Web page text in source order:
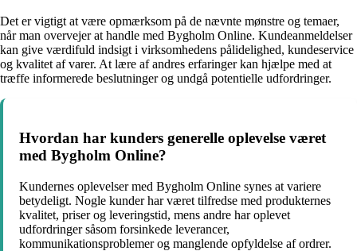
Det er vigtigt at være opmærksom på de nævnte mønstre og temaer,
når man overvejer at handle med Bygholm Online. Kundeanmeldelser
kan give værdifuld indsigt i virksomhedens pålidelighed, kundeservice
og kvalitet af varer. At lære af andres erfaringer kan hjælpe med at
træffe informerede beslutninger og undgå potentielle udfordringer.
Hvordan har kunders generelle oplevelse været
med Bygholm Online?
Kundernes oplevelser med Bygholm Online synes at variere
betydeligt. Nogle kunder har været tilfredse med produkternes
kvalitet, priser og leveringstid, mens andre har oplevet
udfordringer såsom forsinkede leverancer,
kommunikationsproblemer og manglende opfyldelse af ordrer.